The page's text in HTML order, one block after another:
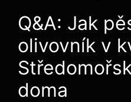
Q&A: Jak
olivovník v
doma